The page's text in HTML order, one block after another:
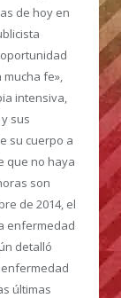
de hoy en
fe»,
intensiva,
sus
su cuerpo a
que no haya
son
de 2014, el
enfermedad
detalló
últimas